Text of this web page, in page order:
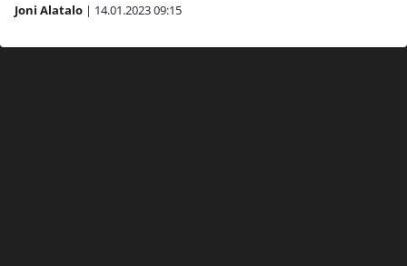
Joni Alatalo | 14.01.202309:15